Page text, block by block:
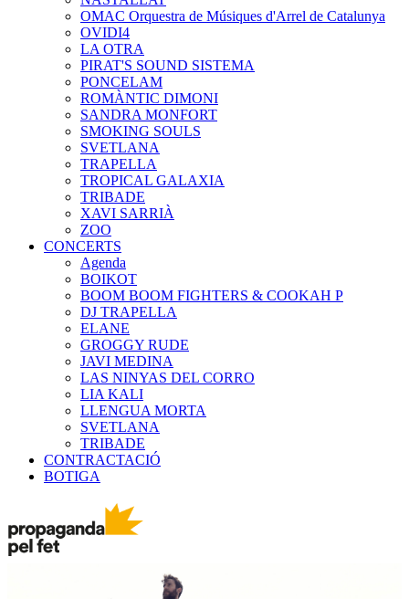
OMAC Orquestra de Músiques d'Arrel de Catalunya
OVIDI4
LA OTRA
PIRAT'S SOUND SISTEMA
PONCELAM
ROMÀNTIC DIMONI
SANDRA MONFORT
SMOKING SOULS
SVETLANA
TRAPELLA
TROPICAL GALAXIA
TRIBADE
XAVI SARRIÀ
ZOO
CONCERTS
Agenda
BOIKOT
BOOM BOOM FIGHTERS & COOKAH P
DJ TRAPELLA
ELANE
GROGGY RUDE
JAVI MEDINA
LAS NINYAS DEL CORRO
LIA KALI
LLENGUA MORTA
SVETLANA
TRIBADE
CONTRACTACIÓ
BOTIGA